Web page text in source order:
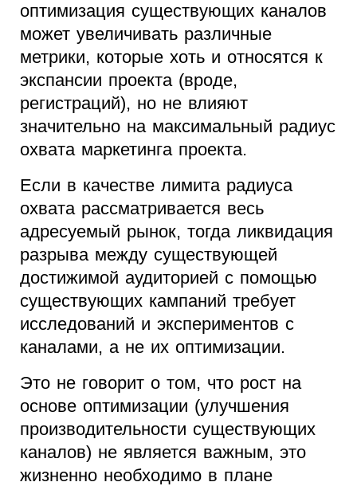
оптимизация существующих каналов
может увеличивать различные
метрики, которые хоть и относятся к
экспансии проекта (вроде,
регистраций), но не влияют
значительно на максимальный радиус
охвата маркетинга проекта.
Если в качестве лимита радиуса
охвата рассматривается весь
адресуемый рынок, тогда ликвидация
разрыва между существующей
достижимой аудиторией с помощью
существующих кампаний требует
исследований и экспериментов с
каналами, а не их оптимизации.
Это не говорит о том, что рост на
основе оптимизации (улучшения
производительности существующих
каналов) не является важным, это
жизненно необходимо в плане